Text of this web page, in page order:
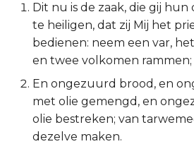
Exodus 29:38-46
Lukas
Johannes
Handelingen
Romeinen
Dit nu is de zaak, die gij
te heiligen, dat zij Mij het
bedienen: neem een var,
en twee volkomen rammen;
En ongezuurd brood, en
met olie gemengd, en
olie bestreken; van
dezelve maken.